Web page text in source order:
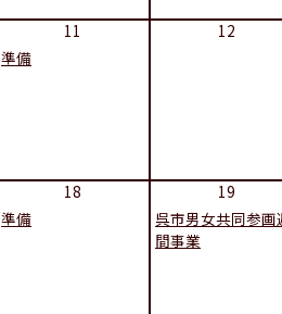
11
準備
12
18
準備
19
呉市男女共同参画
間事業